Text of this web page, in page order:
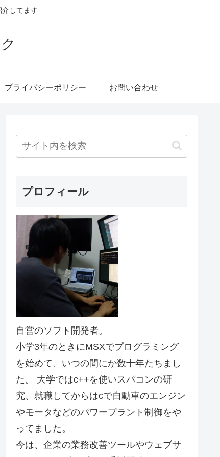
してます
プライバシーポリシー お問い合わせ
プロフィール
自営のソフト開発者。
小学3年のときにMSXでプログラミング
を始めて、いつの間にか数十年たちまし
た。 大学ではc++を使いスパコンの研
究、就職してからはcで自動車のエンジン
やモータなどのパワープラント制御をや
ってました。
今は、企業の業務改善ツールやウェブサ